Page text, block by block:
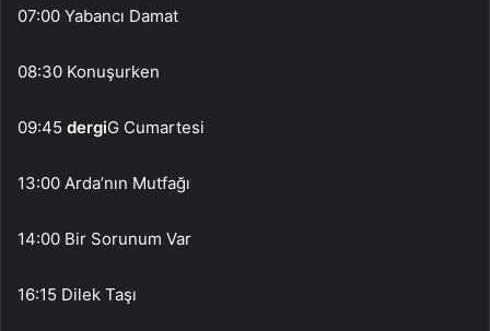
07:00 Yabancı Damat
08:30 Konuşurken
09:45 dergiG Cumartesi
13:00 Arda’nın Mutfağı
14:00 Bir Sorunum Var
16:15 Dilek Taşı